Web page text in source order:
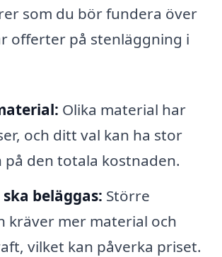
som du bör fundera över
offerter på stenläggning i
Olika material har
och ditt val kan ha stor
på den totala kostnaden.
beläggas: Större
kräver mer material och
vilket kan påverka priset.